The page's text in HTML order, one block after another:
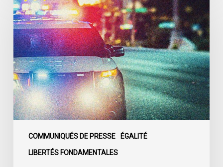
COMMUNIQUÉS DE PRESSE ÉGALITÉ
LIBERTÉS FONDAMENTALES
LDL
et
le
CCLA
réclament
la
création
d’une
commission
publique